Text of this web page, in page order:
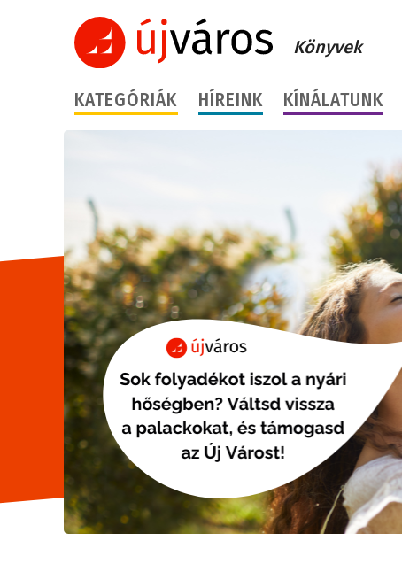
Könyvek
KATEGÓRIÁK HÍREINK KÍNÁLATUNK